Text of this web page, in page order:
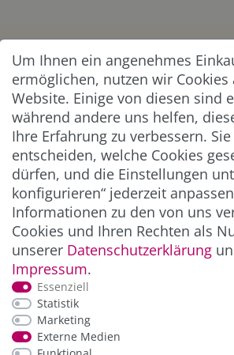
KUNDENSERVICE
UNTERNEHMEN & SERVICE
INFORMATION
NEWSLETTER
ZAHLUNG & VERSAND
Um Ihnen ein angenehmes
ermöglichen, nutzen wir Cookies
Website. Einige von diesen sind
während andere uns helfen,
Ihre Erfahrung zu verbessern.
entscheiden, welche Cookies
dürfen, und die Einstellungen
konfigurieren“ jederzeit
Informationen zu den von uns
Cookies und Ihren Rechten als
unserer Daten­schutz­erklärung
Impressum.
Essenziell
Statistik
Marketing
Externe Medien